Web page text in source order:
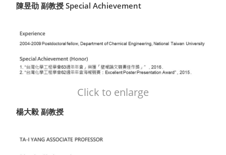
陳昱劭 副教授 Special Achievement
Click to enlarge
楊大毅 副教授